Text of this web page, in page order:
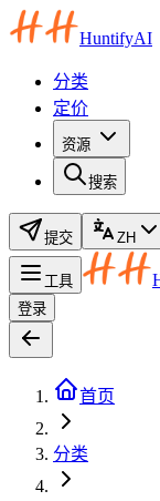
HuntifyAI
分类
定价
资源
搜索
提交 ZH
工具
登录
首页
分类